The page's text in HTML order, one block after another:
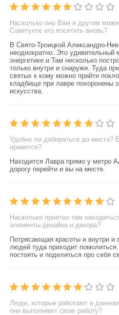
Насколько оно Вам и другим
Советуете его посетить вновь?
В Свято-Троицкой Александро-
неоднократно. Это удивительный
энергетике.и Там несколько
только внутри и снаружи. Туда
святых к кому можно прийти
кладбище при лавре похоронены
искусства.
Удобно ли добираться до места?
нравится?
Находится Лавра прямо у метро
дорогу перейти и вы на месте.
Насколько приятно там
элементы дизайна и декора?
Потрясающая красоты и внутри
людей туда приходит
постоять и поделиться про себя
Люди, которые работают в
они выполняют свою работу?